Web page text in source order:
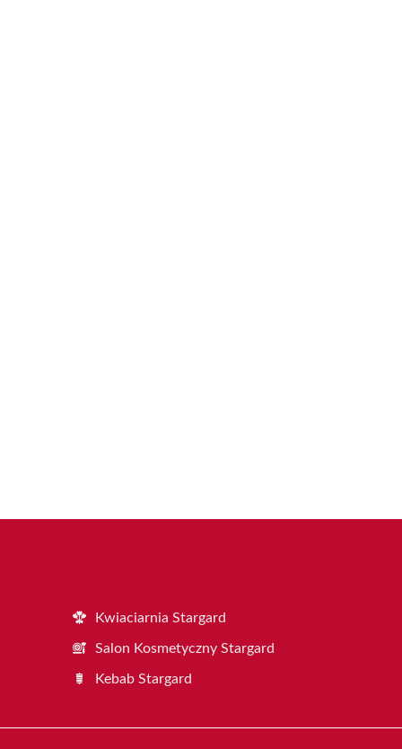
Kwiaciarnia Stargard
Salon Kosmetyczny Stargard
Kebab Stargard